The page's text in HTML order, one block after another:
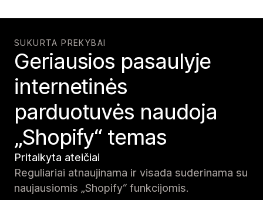
SUKURTA PREKYBAI
Geriausios pasaulyje
internetinės
parduotuvės naudoja
„Shopify“ temas
Pritaikyta ateičiai
Reguliariai atnaujinama ir visada suderinama su
naujausiomis „Shopify“ funkcijomis.